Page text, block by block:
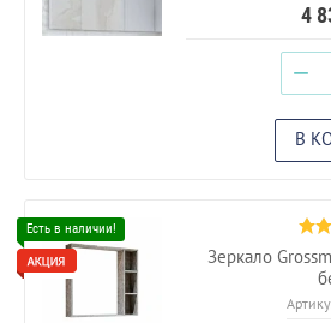
4
−
В
Зеркало